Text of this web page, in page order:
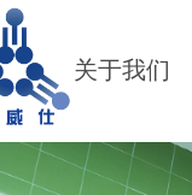
关于我们